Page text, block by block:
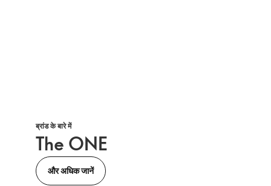
ब्रांड के बारे में
The ONE
और अधिक जानें